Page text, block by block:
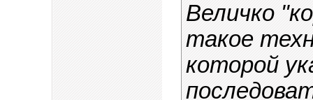
Величко
такое
которой